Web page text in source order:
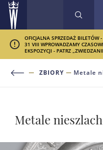
OFICJALNA SPRZEDAŻ BILETÓW
31 VIII WPROWADZAMY
EKSPOZYCJI - PATRZ
ZBIORY Metale
Metale